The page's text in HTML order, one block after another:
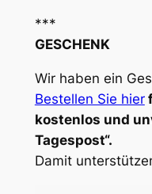
***
GESCHENK
Wir haben ein
Bestellen Sie hier
kostenlos und
Tagespost“.
Damit